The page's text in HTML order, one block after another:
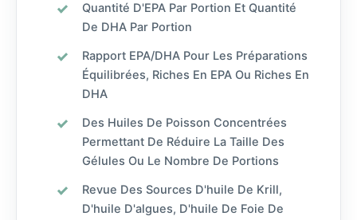
Quantité D'EPA Par Portion Et Quantité
De DHA Par Portion
Rapport EPA/DHA Pour Les Préparations
Équilibrées, Riches En EPA Ou Riches En
DHA
Des Huiles De Poisson Concentrées
Permettant De Réduire La Taille Des
Gélules Ou Le Nombre De Portions
Revue Des Sources D'huile De Krill,
D'huile D'algues, D'huile De Foie De